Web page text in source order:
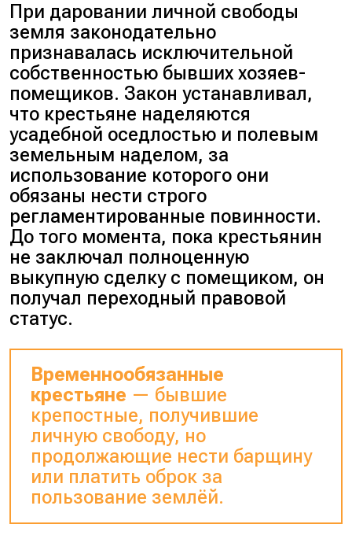
При даровании личной свободы
земля законодательно
признавалась исключительной
собственностью бывших хозяев-
помещиков. Закон устанавливал,
что крестьяне наделяются
усадебной оседлостью и полевым
земельным наделом, за
использование которого они
обязаны нести строго
регламентированные повинности.
До того момента, пока крестьянин
не заключал полноценную
выкупную сделку с помещиком, он
получал переходный правовой
статус.
Временнообязанные
крестьяне — бывшие
крепостные, получившие
личную свободу, но
продолжающие нести барщину
или платить оброк за
пользование землёй.